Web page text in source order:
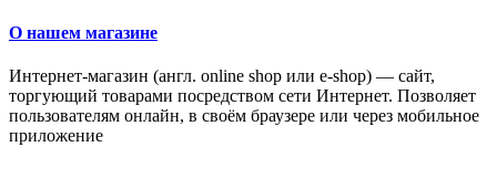
О нашем магазине
Интернет-магазин (англ. online shop или e-shop) — сайт,
торгующий товарами посредством сети Интернет. Позволяет
пользователям онлайн, в своём браузере или через мобильное
приложение